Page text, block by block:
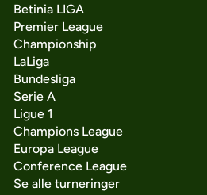
Betinia LIGA
Premier League
Championship
LaLiga
Bundesliga
Serie A
Ligue 1
Champions League
Europa League
Conference League
Se alle turneringer